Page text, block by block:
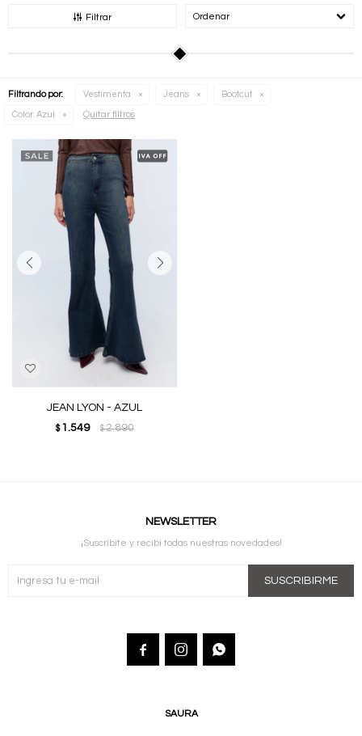
Filtrar Recomendados
Filtrando por: Vestimenta Jeans Bootcut
Color: Azul Quitar filtros
JEAN LYON - AZUL
$ 1.549 $2.890
SAURA
NEWSLETTER
¡Suscribite y recibí todas nuestras novedades!
SUSCRIBIRME
  